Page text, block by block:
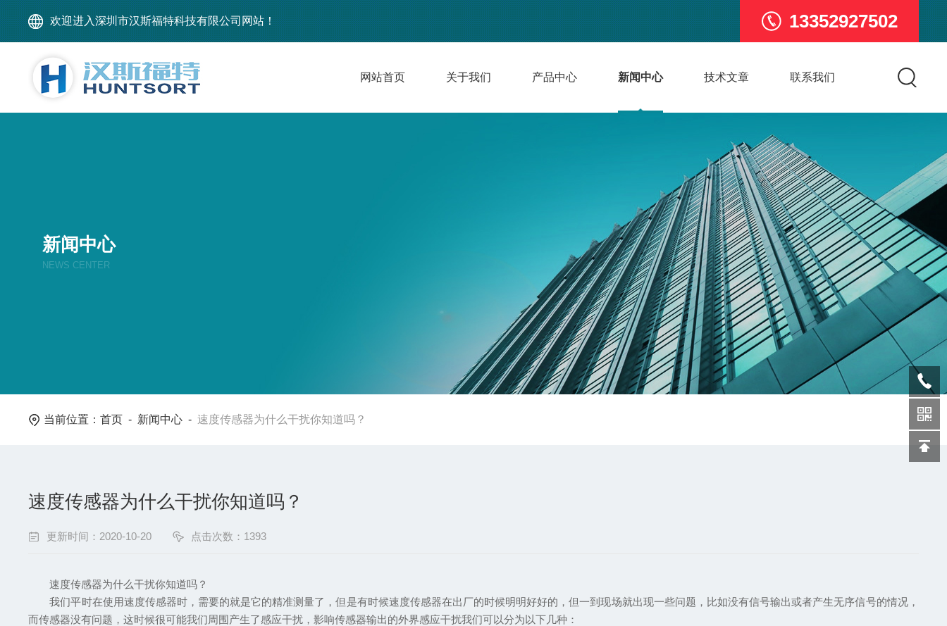
欢迎进入深圳市汉斯福特科技有限公司网站！ 13352927502
网站首页 关于我们 产品中心 新闻中心 技术文章 联系我们
新闻中心
NEWS CENTER
当前位置：首页 - 新闻中心 -速度传感器为什么干扰你知道吗？
速度传感器为什么干扰你知道吗？
更新时间：2020-10-20 点击次数：1393
速度传感器为什么干扰你知道吗？
我们平时在使用速度传感器时，需要的就是它的精准测量了，但是有时候速度传感器在出厂的时候明明好好的，但一到现场就出现一些问题，比如没有信号输出或者产生无序信号的情况，
而传感器没有问题，这时候很可能我们周围产生了感应干扰，影响传感器输出的外界感应干扰我们可以分为以下几种：